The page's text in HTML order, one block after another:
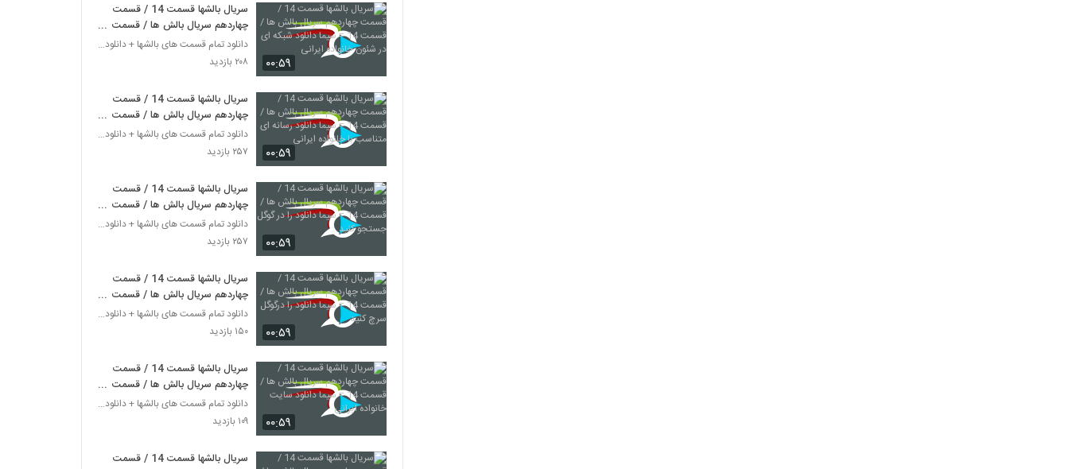
۰۰:۵۹
سریال بالشها قسمت 14 / قسمت
چهاردهم سریال بالش ها / قسمت
14 = سیما دانلود شبکه ای در شئون
خانواده ایرانی
دانلود تمام قسمت های بالشها + دانلود قسمت 14 چهارد
۲۰۸ بازدید
۰۰:۵۹
سریال بالشها قسمت 14 / قسمت
چهاردهم سریال بالش ها / قسمت
14 = سیما دانلود رسانه ای متناسب
با خانواده ایرانی
دانلود تمام قسمت های بالشها + دانلود قسمت 14 چهارد
۲۵۷ بازدید
۰۰:۵۹
سریال بالشها قسمت 14 / قسمت
چهاردهم سریال بالش ها / قسمت
14 = سیما دانلود را در گوگل جستجو
کنید
دانلود تمام قسمت های بالشها + دانلود قسمت 14 چهارد
۲۵۷ بازدید
۰۰:۵۹
سریال بالشها قسمت 14 / قسمت
چهاردهم سریال بالش ها / قسمت
14 = سیما دانلود را درگوگل سرچ
کنید
دانلود تمام قسمت های بالشها + دانلود قسمت 14 چهارد
۱۵۰ بازدید
۰۰:۵۹
سریال بالشها قسمت 14 / قسمت
چهاردهم سریال بالش ها / قسمت
14 = سیما دانلود سایت خانواده
ایرانی
دانلود تمام قسمت های بالشها + دانلود قسمت 14 چهارد
۱۰۹ بازدید
سریال بالشها قسمت 14 / قسمت